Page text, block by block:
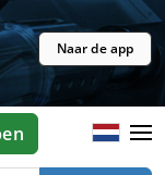
Naar de app